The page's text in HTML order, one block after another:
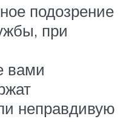
подозрение
при
вами
неправдивую